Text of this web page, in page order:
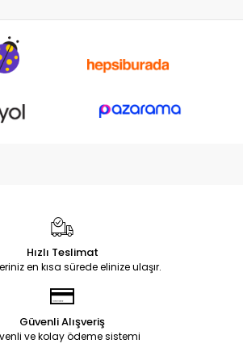
Hızlı Teslimat
en kısa sürede elinize ulaşır.
Güvenli Alışveriş
ve kolay ödeme sistemi